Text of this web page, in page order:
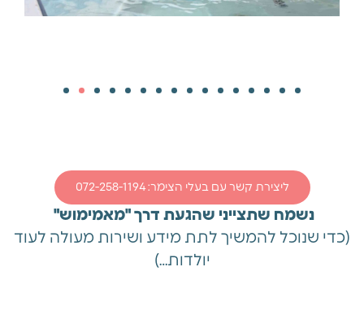
ליצירת קשר עם בעלי הצימר: 072-258-1194
נשמח שתצייני שהגעת דרך "מאמימוש"
(כדי שנוכל להמשיך לתת מידע ושירות מעולה לעוד
יולדות…)